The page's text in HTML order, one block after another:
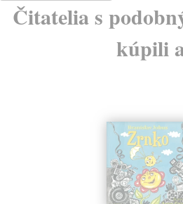
Čitatelia s
kúpili